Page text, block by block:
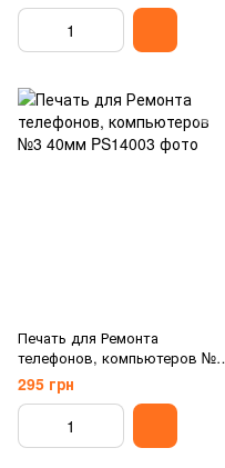
Печать для Ремонта
телефонов, компьютеров №3
40мм
295 грн